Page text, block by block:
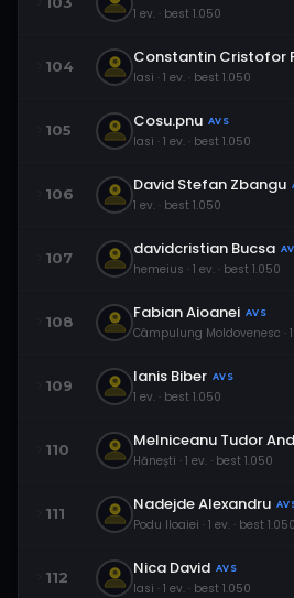
1 ev. · best 1.050
104 Constantin Cristofor
Iasi · 1 ev. · best 1.050
105 Cosu.pnu AVS
Iasi · 1 ev. · best 1.050
106 David Stefan Zbangu
1 ev. · best 1.050
107 davidcristian Bucsa
hemeius · 1 ev. · best 1.050
108 Fabian Aioanei AVS
Câmpulung Moldovenesc · 1
109 Ianis Biber AVS
1 ev. · best 1.050
110 Melniceanu Tudor
Hănești · 1 ev. · best 1.050
111 Nadejde Alexandru
Podu Iloaiei · 1 ev. · best 1.050
112 Nica David AVS
Iasi · 1 ev. · best 1.050